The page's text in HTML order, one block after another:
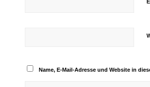
Name, E-Mail-Adresse und Website in